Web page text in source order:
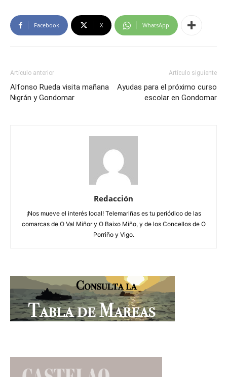
Facebook X WhatsApp
Artículo anterior
Alfonso Rueda visita mañana
Nigrán y Gondomar
Artículo siguiente
Ayudas para el próximo curso
escolar en Gondomar
Redacción
¡Nos mueve el interés local! Telemariñas es tu periódico de las
comarcas de O Val Miñor y O Baixo Miño, y de los Concellos de O
Porriño y Vigo.